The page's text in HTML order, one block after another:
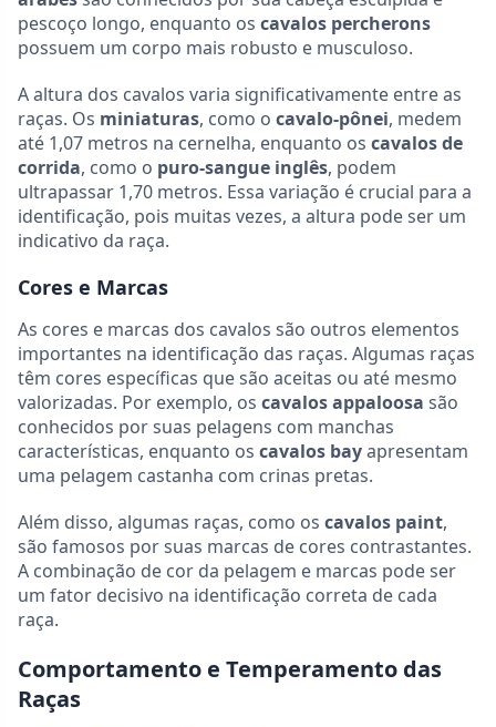
pescoço longo, enquanto os cavalos percherons
possuem um corpo mais robusto e musculoso.
A altura dos cavalos varia significativamente entre as
raças. Os miniaturas, como o cavalo-pônei, medem
até 1,07 metros na cernelha, enquanto os cavalos de
corrida, como o puro-sangue inglês, podem
ultrapassar 1,70 metros. Essa variação é crucial para a
identificação, pois muitas vezes, a altura pode ser um
indicativo da raça.
Cores e Marcas
As cores e marcas dos cavalos são outros elementos
importantes na identificação das raças. Algumas raças
têm cores específicas que são aceitas ou até mesmo
valorizadas. Por exemplo, os cavalos appaloosa são
conhecidos por suas pelagens com manchas
características, enquanto os cavalos bayapresentam
uma pelagem castanha com crinas pretas.
Além disso, algumas raças, como os cavalos paint,
são famosos por suas marcas de cores contrastantes.
A combinação de cor da pelagem e marcas pode ser
um fator decisivo na identificação correta de cada
raça.
Comportamento e Temperamento das
Raças